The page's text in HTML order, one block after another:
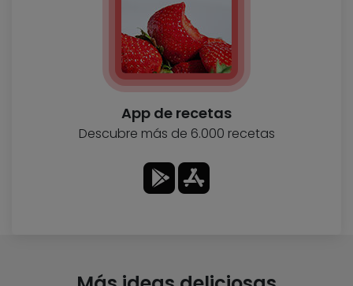
App de recetas
Descubre más de 6.000 recetas